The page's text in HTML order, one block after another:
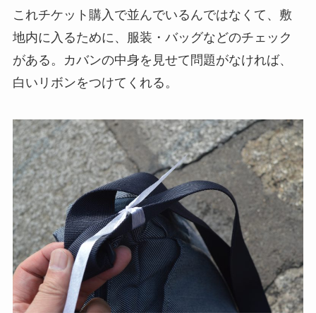
これチケット購入で並んでいるんではなくて、敷
地内に入るために、服装・バッグなどのチェック
がある。カバンの中身を見せて問題がなければ、
白いリボンをつけてくれる。